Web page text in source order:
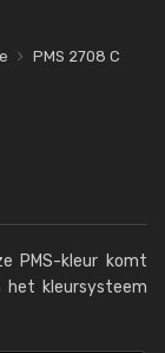
PMS 2708 C
PMS-kleur komt
het kleursysteem